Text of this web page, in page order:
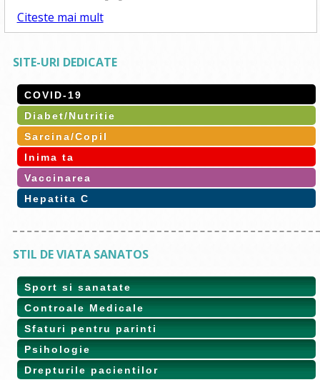
Citeste mai mult
SITE-URI DEDICATE
COVID-19
Diabet/Nutritie
Sarcina/Copil
Inima ta
Vaccinarea
Hepatita C
STIL DE VIATA SANATOS
Sport si sanatate
Controale Medicale
Sfaturi pentru parinti
Psihologie
Drepturile pacientilor